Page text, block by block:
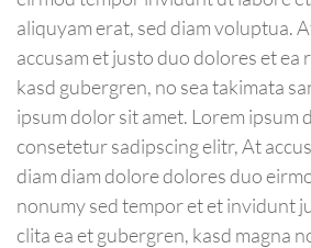
aliquyam erat, sed diam voluptua.
accusam et justo duo dolores et ea
kasd gubergren, no sea takimata
ipsum dolor sit amet. Lorem ipsum
consetetur sadipscing elitr, At
diam diam dolore dolores duo
nonumy sed tempor et et invidunt
clita ea et gubergren, kasd magna